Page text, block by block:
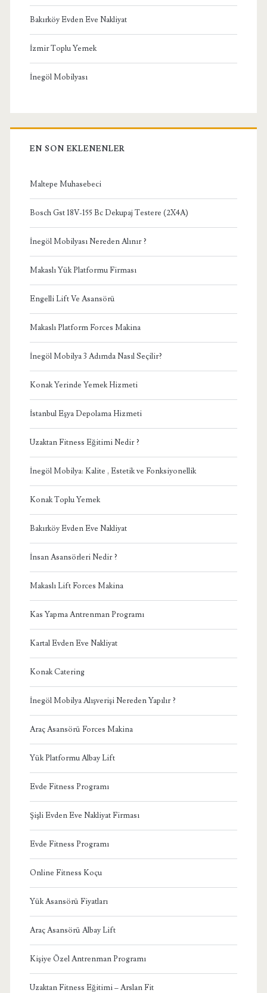
Bakırköy Evden Eve Nakliyat
İzmir Toplu Yemek
İnegöl Mobilyası
EN SON EKLENENLER
Maltepe Muhasebeci
Bosch Gst 18V-155 Bc Dekupaj Testere (2X4A)
İnegöl Mobilyası Nereden Alınır ?
Makaslı Yük Platformu Firması
Engelli Lift Ve Asansörü
Makaslı Platform Forces Makina
İnegöl Mobilya 3 Adımda Nasıl Seçilir?
Konak Yerinde Yemek Hizmeti
İstanbul Eşya Depolama Hizmeti
Uzaktan Fitness Eğitimi Nedir ?
İnegöl Mobilya: Kalite , Estetik ve Fonksiyonellik
Konak Toplu Yemek
Bakırköy Evden Eve Nakliyat
İnsan Asansörleri Nedir ?
Makaslı Lift Forces Makina
Kas Yapma Antrenman Programı
Kartal Evden Eve Nakliyat
Konak Catering
İnegöl Mobilya Alışverişi Nereden Yapılır ?
Araç Asansörü Forces Makina
Yük Platformu Albay Lift
Evde Fitness Programı
Şişli Evden Eve Nakliyat Firması
Evde Fitness Programı
Online Fitness Koçu
Yük Asansörü Fiyatları
Araç Asansörü Albay Lift
Kişiye Özel Antrenman Programı
Uzaktan Fitness Eğitimi – Arslan Fit